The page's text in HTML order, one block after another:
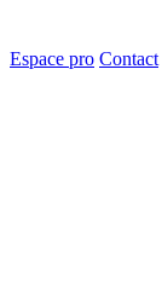
Espace pro Contact